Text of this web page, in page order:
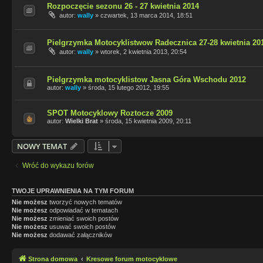
Rozpoczęcie sezonu 26 - 27 kwietnia 2014
autor: wally » czwartek, 13 marca 2014, 18:51
Pielgrzymka Motocyklistwow Radecznica 27-28 kwietnia
autor: wally » wtorek, 2 kwietnia 2013, 20:54
Pielgrzymka motocyklistow Jasna Góra Wschodu 2012
autor: wally » środa, 15 lutego 2012, 19:55
SPOT Motocyklowy Roztocze 2009
autor: Wielki Brat » środa, 15 kwietnia 2009, 20:11
NOWY TEMAT
Wróć do wykazu forów
TWOJE UPRAWNIENIA NA TYM FORUM
Nie możesz tworzyć nowych tematów
Nie możesz odpowiadać w tematach
Nie możesz zmieniać swoich postów
Nie możesz usuwać swoich postów
Nie możesz dodawać załączników
Strona domowa Kresowe forum motocyklowe